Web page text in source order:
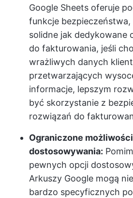
Google Sheets oferuje
funkcje
solidne jak dedykowane
do fakturowania, jeśli
wrażliwych danych
przetwarzających
informacje, lepszym
być skorzystanie z
rozwiązań do
Ograniczone możliwości
dostosowywania:
pewnych opcji
Arkuszy Google mogą
bardzo specyficznych